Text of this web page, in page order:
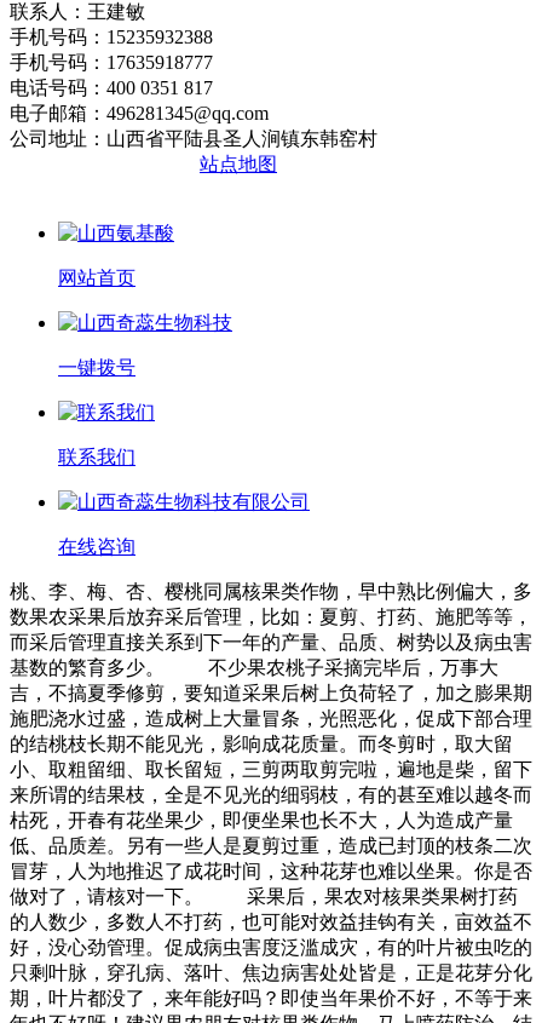
联系人：王建敏
手机号码：15235932388
手机号码：17635918777
电话号码：400 0351 817
电子邮箱：496281345@qq.com
公司地址：山西省平陆县圣人涧镇东韩窑村
站点地图
网站首页
一键拨号
联系我们
在线咨询
桃、李、梅、杏、樱桃同属核果类作物，早中熟比例偏大，多
数果农采果后放弃采后管理，比如：夏剪、打药、施肥等等，
而采后管理直接关系到下一年的产量、品质、树势以及病虫害
基数的繁育多少。 不少果农桃子采摘完毕后，万事大
吉，不搞夏季修剪，要知道采果后树上负荷轻了，加之膨果期
施肥浇水过盛，造成树上大量冒条，光照恶化，促成下部合理
的结桃枝长期不能见光，影响成花质量。而冬剪时，取大留
小、取粗留细、取长留短，三剪两取剪完啦，遍地是柴，留下
来所谓的结果枝，全是不见光的细弱枝，有的甚至难以越冬而
枯死，开春有花坐果少，即便坐果也长不大，人为造成产量
低、品质差。另有一些人是夏剪过重，造成已封顶的枝条二次
冒芽，人为地推迟了成花时间，这种花芽也难以坐果。你是否
做对了，请核对一下。 采果后，果农对核果类果树打药
的人数少，多数人不打药，也可能对效益挂钩有关，亩效益不
好，没心劲管理。促成病虫害度泛滥成灾，有的叶片被虫吃的
只剩叶脉，穿孔病、落叶、焦边病害处处皆是，正是花芽分化
期，叶片都没了，来年能好吗？即使当年果价不好，不等于来